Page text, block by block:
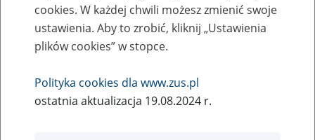
Ogólnopolska inauguracja Dnia Osób z
Niepełnosprawnością 2019
17
maja
2019
cookies. W każdej chwili możesz zmienić swoje
ustawienia. Aby to zrobić, kliknij „Ustawienia
plików cookies” w stopce.
Polityka cookies dla www.zus.pl
ostatnia aktualizacja 19.08.2024 r.